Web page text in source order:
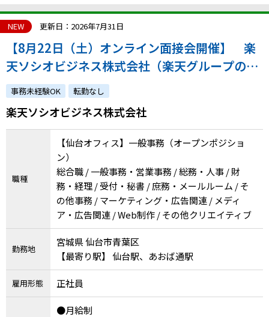
NEW 更新日：2026年7月31日
【8月22日（土）オンライン面接会開催】 楽
天ソシオビジネス株式会社（楽天グループの特
例子会社◎障害の有無にかかわらずチャレンジ
できます）
事務未経験OK 転勤なし
楽天ソシオビジネス株式会社
職種
【仙台オフィス】一般事務（オープンポジショ
ン）
総合職 / 一般事務・営業事務 / 総務・人事 / 財
務・経理 / 受付・秘書 / 庶務・メールルーム / そ
の他事務 / マーケティング・広告関連 / メディ
ア・広告関連 / Web制作 / その他クリエイティブ
勤務地
宮城県 仙台市青葉区
【最寄り駅】 仙台駅、あおば通駅
雇用形態 正社員
●月給制